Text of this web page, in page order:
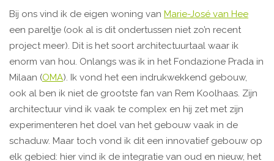
Bij ons vind ik de eigen woning van Marie-José van Hee
een pareltje (ook al is dit ondertussen niet zo’n recent
project meer). Dit is het soort architectuurtaal waar ik
enorm van hou. Onlangs was ik in het Fondazione Prada in
Milaan (OMA). Ik vond het een indrukwekkend gebouw,
ook al ben ik niet de grootste fan van Rem Koolhaas. Zijn
architectuur vind ik vaak te complex en hij zet met zijn
experimenteren het doel van het gebouw vaak in de
schaduw. Maar toch vond ik dit een innovatief gebouw op
elk gebied: hier vind ik de integratie van oud en nieuw, het